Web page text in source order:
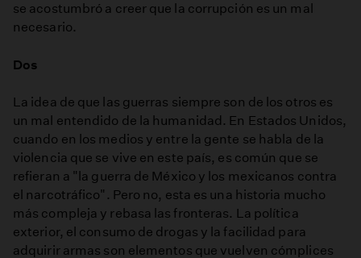
se acostumbró a creer que la corrupción es un mal
necesario.
Dos
La idea de que las guerras siempre son de los otros es
un mal entendido de la humanidad. En Estados Unidos,
cuando en los medios y entre la gente se habla de la
violencia que se vive en este país, es común que se
refieran a "la guerra de México y los mexicanos contra
el narcotráfico". Pero no, esta es una historia mucho
más compleja y rebasa las fronteras. La política
exterior, el consumo de drogas y la facilidad para
adquirir armas son elementos que vuelven cómplices